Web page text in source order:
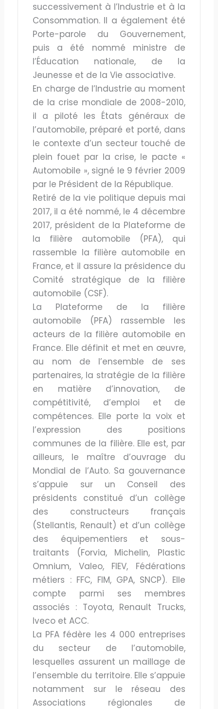
successivement à l’Industrie et à la
Consommation. Il a également été
Porte-parole du Gouvernement,
puis a été nommé ministre de
l’Éducation nationale, de la
Jeunesse et de la Vie associative.
En charge de l’Industrie au moment
de la crise mondiale de 2008-2010,
il a piloté les États généraux de
l’automobile, préparé et porté, dans
le contexte d’un secteur touché de
plein fouet par la crise, le pacte «
Automobile », signé le 9 février 2009
par le Président de la République.
Retiré de la vie politique depuis mai
2017, il a été nommé, le 4 décembre
2017, président de la Plateforme de
la filière automobile (PFA), qui
rassemble la filière automobile en
France, et il assure la présidence du
Comité stratégique de la filière
automobile (CSF).
La Plateforme de la filière
automobile (PFA) rassemble les
acteurs de la filière automobile en
France. Elle définit et met en œuvre,
au nom de l’ensemble de ses
partenaires, la stratégie de la filière
en matière d’innovation, de
compétitivité, d’emploi et de
compétences. Elle porte la voix et
l’expression des positions
communes de la filière. Elle est, par
ailleurs, le maître d’ouvrage du
Mondial de l’Auto. Sa gouvernance
s’appuie sur un Conseil des
présidents constitué d’un collège
des constructeurs français
(Stellantis, Renault) et d’un collège
des équipementiers et sous-
traitants (Forvia, Michelin, Plastic
Omnium, Valeo, FIEV, Fédérations
métiers : FFC, FIM, GPA, SNCP). Elle
compte parmi ses membres
associés : Toyota, Renault Trucks,
Iveco et ACC.
La PFA fédère les 4 000 entreprises
du secteur de l’automobile,
lesquelles assurent un maillage de
l’ensemble du territoire. Elle s’appuie
notamment sur le réseau des
Associations régionales de